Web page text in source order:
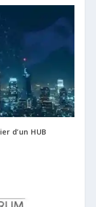
d’un HUB